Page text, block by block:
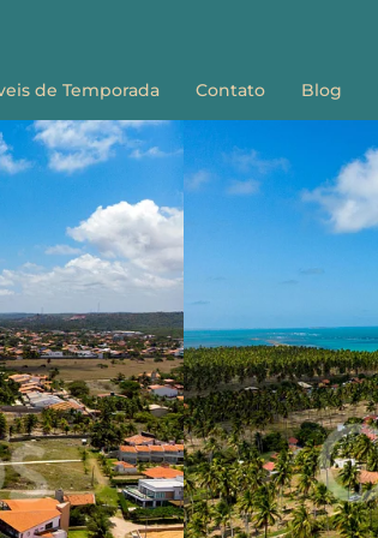
de Temporada Contato Blog